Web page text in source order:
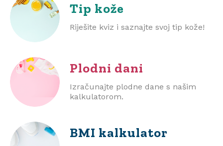
Tip kože
Riješite kviz i saznajte svoj tip kože!
Plodni dani
Izračunajte plodne dane s našim
kalkulatorom.
BMI kalkulator